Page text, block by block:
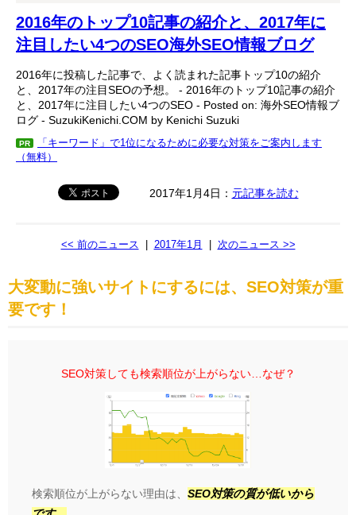
2016年のトップ10記事の紹介と、2017年に
注目したい4つのSEO海外SEO情報ブログ
2016年に投稿した記事で、よく読まれた記事トップ10の紹介
と、2017年の注目SEOの予想。 - 2016年のトップ10記事の紹介
と、2017年に注目したい4つのSEO - Posted on: 海外SEO情報ブ
ログ - SuzukiKenichi.COM by Kenichi Suzuki
PR
「キーワード」で1位になるために必要な対策をご案内します
（無料）
2017年1月4日： 元記事を読む
<< 前のニュース 2017年1月 次のニュース >>
大変動に強いサイトにするには、SEO対策が重
要です！
SEO対策しても検索順位が上がらない…なぜ？
検索順位が上がらない理由は、 SEO対策の質が低いから